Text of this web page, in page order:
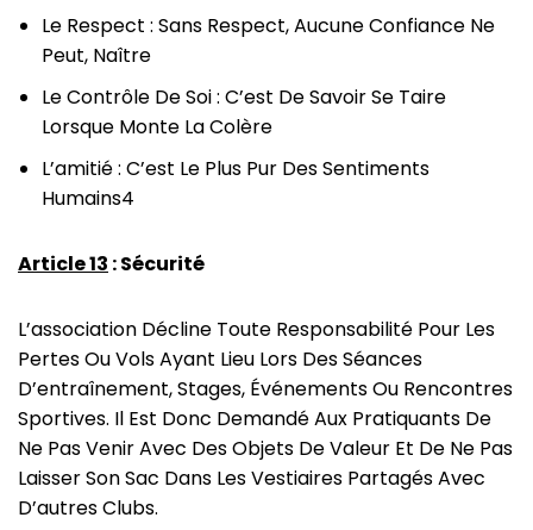
Le Respect : Sans Respect, Aucune Confiance Ne
Peut, Naître
Le Contrôle De Soi : C’est De Savoir Se Taire
Lorsque Monte La Colère
L’amitié : C’est Le Plus Pur Des Sentiments
Humains4
Article 13 : Sécurité
L’association Décline Toute Responsabilité Pour Les
Pertes Ou Vols Ayant Lieu Lors Des Séances
D’entraînement, Stages, Événements Ou Rencontres
Sportives. Il Est Donc Demandé Aux Pratiquants De
Ne Pas Venir Avec Des Objets De Valeur Et De Ne Pas
Laisser Son Sac Dans Les Vestiaires Partagés Avec
D’autres Clubs.